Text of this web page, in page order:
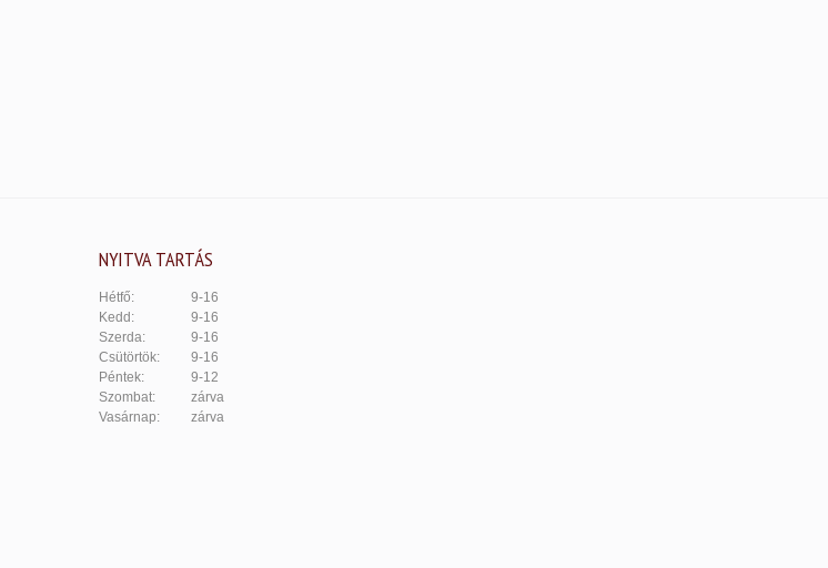
NYITVA TARTÁS
Hétfő:
9-16
Kedd:
9-16
Szerda:
9-16
Csütörtök:
9-16
Péntek:
9-12
Szombat:
zárva
Vasárnap:
zárva